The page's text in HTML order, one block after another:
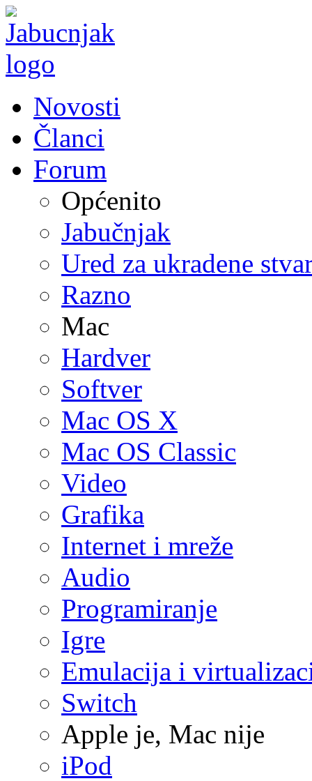
Novosti
Članci
Forum
Općenito
Jabučnjak
Ured za ukradene
Razno
Mac
Hardver
Softver
Mac OS X
Mac OS Classic
Video
Grafika
Internet i mreže
Audio
Programiranje
Igre
Emulacija i
Switch
Apple je, Mac nije
iPod